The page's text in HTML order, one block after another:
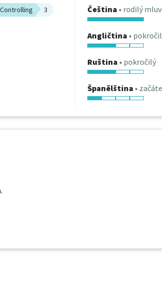
Controlling
3
Čeština • rodilý
Angličtina •
Ruština • pokročilý
Španělština •